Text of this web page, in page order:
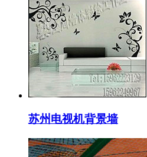
苏州电视机背景墙